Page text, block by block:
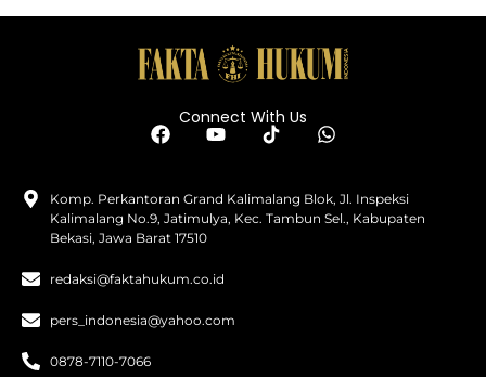
Connect With Us
Komp. Perkantoran Grand Kalimalang Blok, Jl. Inspeksi
Kalimalang No.9, Jatimulya, Kec. Tambun Sel., Kabupaten
Bekasi, Jawa Barat 17510
redaksi@faktahukum.co.id
pers_indonesia@yahoo.com
0878-7110-7066